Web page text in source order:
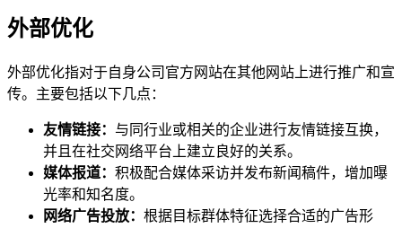
外部优化
外部优化指对于自身公司官方网站在其他网站上进行推广和宣
传。主要包括以下几点：
友情链接： 与同行业或相关的企业进行友情链接互换，
并且在社交网络平台上建立良好的关系。
媒体报道： 积极配合媒体采访并发布新闻稿件，增加曝
光率和知名度。
网络广告投放： 根据目标群体特征选择合适的广告形